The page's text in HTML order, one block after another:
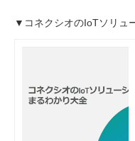
▼コネクシオのIoTソリュ